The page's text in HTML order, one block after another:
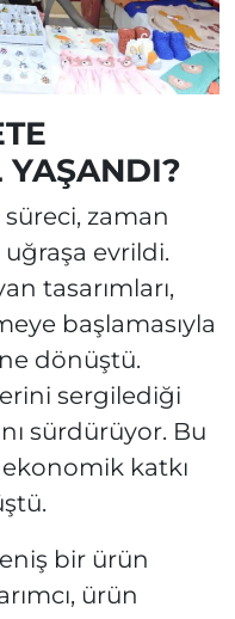
YAŞANDI?
süreci, zaman
evrildi.
tasarımları,
başlamasıyla
dönüştü.
sergilediği
sürdürüyor. Bu
katkı
bir ürün
ürün